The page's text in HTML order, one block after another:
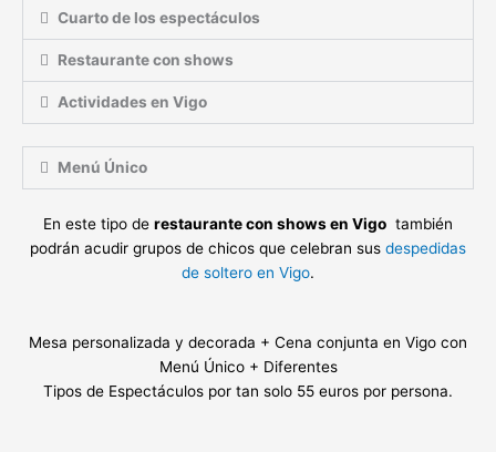
Cuarto de los espectáculos
Restaurante con shows
Actividades en Vigo
Menú Único
En este tipo de restaurante con shows en Vigo también
podrán acudir grupos de chicos que celebran sus despedidas
de soltero en Vigo.
Mesa personalizada y decorada + Cena conjunta en Vigo con
Menú Único + Diferentes
Tipos de Espectáculos por tan solo 55 euros por persona.